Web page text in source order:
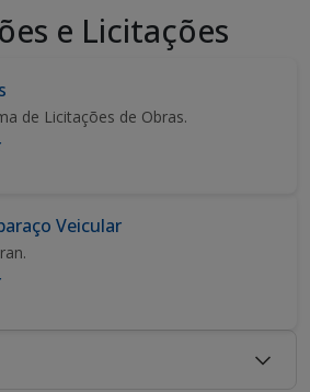
e Licitações
de Licitações de Obras.
Veicular